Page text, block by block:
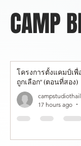
CAMP
โครงการตั้งแคมป์เพื่อ
ถูกเลือก" (ตอนที่สอง)
17 hours ago